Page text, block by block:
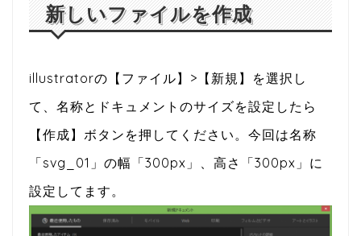
新しいファイルを作成
illustratorの【ファイル】>【新規】を選択し
て、名称とドキュメントのサイズを設定したら
【作成】ボタンを押してください。今回は名称
「svg_01」の幅「300px」、高さ「300px」に
設定してます。